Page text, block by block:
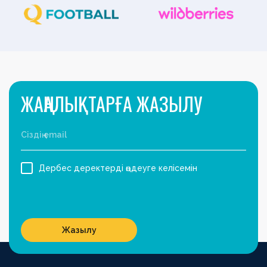
ЖАҢАЛЫҚТАРҒА ЖАЗЫЛУ
Дербес деректерді өңдеуге келісемін
Жазылу